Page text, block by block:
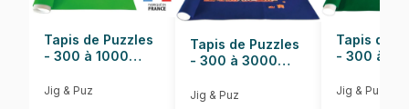
Tapis de Puzzles
- 300 à 1000
Jig & Puz
Tapis de Puzzles
- 300 à 3000
Jig & Puz
Tapis de
- 300 à
Jig & Puz